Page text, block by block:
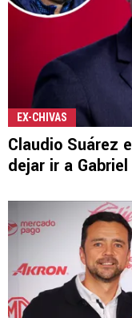
EX-CHIVAS
Claudio Suárez
dejar ir a